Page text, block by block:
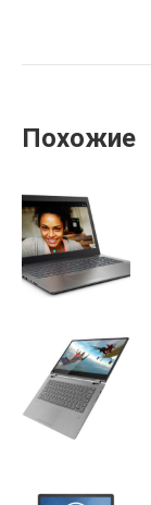
Похожие